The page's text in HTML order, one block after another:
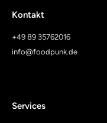
Kontakt
+49 89 35762016
info@foodpunk.de
Services